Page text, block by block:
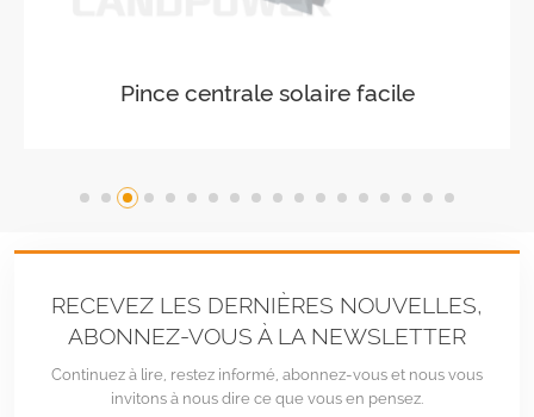
Pince centrale solaire facile
RECEVEZ LES DERNIÈRES NOUVELLES,
ABONNEZ-VOUS À LA NEWSLETTER
Continuez à lire, restez informé, abonnez-vous et nous vous
invitons à nous dire ce que vous en pensez.